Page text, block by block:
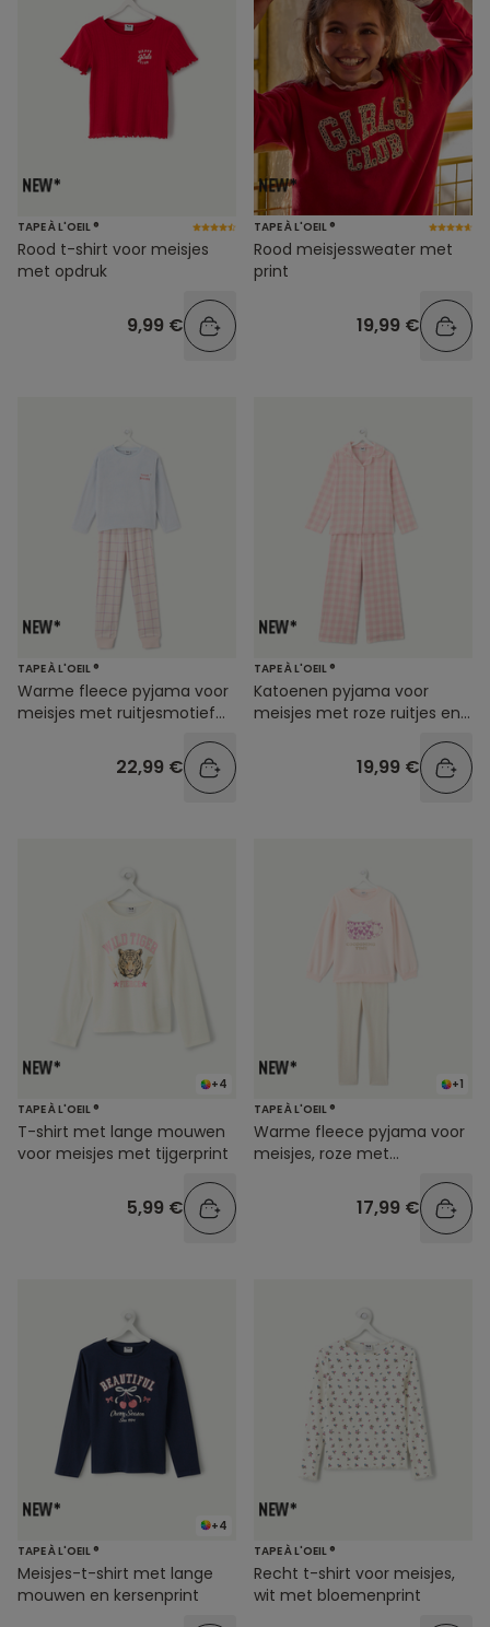
TAPE À L'OEIL ®
Rood t-shirt voor meisjes
met opdruk
9,99 €
TAPE À L'OEIL ®
Rood meisjessweater met
print
19,99 €
TAPE À L'OEIL ®
Warme fleece pyjama voor
meisjes met ruitjesmotief
22,99 €
TAPE À L'OEIL ®
Katoenen pyjama voor
meisjes met roze ruitjes en
19,99 €
+4
TAPE À L'OEIL ®
T-shirt met lange mouwen
voor meisjes met tijgerprint
5,99 €
+1
TAPE À L'OEIL ®
Warme fleece pyjama voor
meisjes, roze met
17,99 €
+4
TAPE À L'OEIL ®
Meisjes-t-shirt met lange
mouwen en kersenprint
TAPE À L'OEIL ®
Recht t-shirt voor meisjes,
wit met bloemenprint